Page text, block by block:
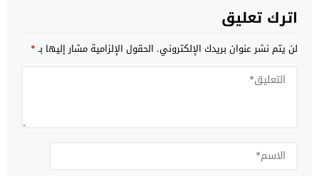
اترك تعليق
لن يتم نشر عنوان بريدك الإلكتروني. الحقول الإلزامية مشار إليها بـ*